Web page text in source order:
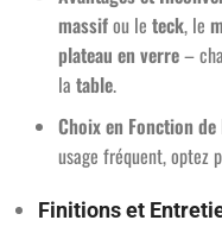
massifou le teck, le
plateau en verre–
la table.
Choix en Fonction de
usage fréquent, optez
Finitions et